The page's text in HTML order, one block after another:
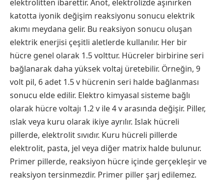
elektrolitten ibarettir. Anot, elektrolizde aşınırken
katotta iyonik değişim reaksiyonu sonucu elektrik
akımı meydana gelir. Bu reaksiyon sonucu oluşan
elektrik enerjisi çeşitli aletlerde kullanılır. Her bir
hücre genel olarak 1.5 volttur. Hücreler birbirine seri
bağlanarak daha yüksek voltaj üretebilir. Örneğin, 9
volt pil, 6 adet 1.5 v hücrenin seri halde bağlanması
sonucu elde edilir. Elektro kimyasal sisteme bağlı
olarak hücre voltajı 1.2 v ile 4 v arasında değişir. Piller,
ıslak veya kuru olarak ikiye ayrılır. Islak hücreli
pillerde, elektrolit sıvıdır. Kuru hücreli pillerde
elektrolit, pasta, jel veya diğer matrix halde bulunur.
Primer pillerde, reaksiyon hücre içinde gerçekleşir ve
reaksiyon tersinmezdir. Primer piller şarj edilemez.